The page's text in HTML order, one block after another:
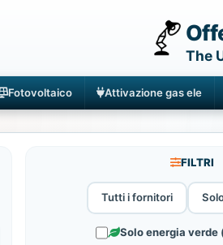
The
Fotovoltaico Attivazione gas ele
FILTRI
Tutti i fornitori
Solo energia verde